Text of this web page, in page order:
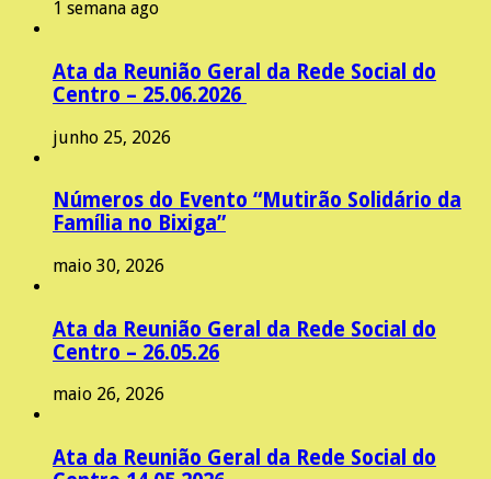
1 semana ago
Ata da Reunião Geral da Rede Social do
Centro – 25.06.2026
junho 25, 2026
Números do Evento “Mutirão Solidário da
Família no Bixiga”
maio 30, 2026
Ata da Reunião Geral da Rede Social do
Centro – 26.05.26
maio 26, 2026
Ata da Reunião Geral da Rede Social do